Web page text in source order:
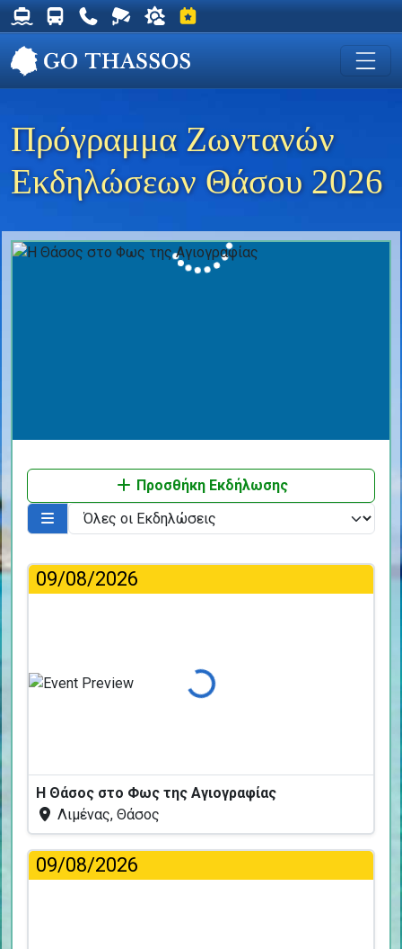
Δρομολόγια Φέρυ για Θάσο
Δρομολόγια Λεωφορείων Θάσου
Χρήσιμα Τηλέφωνα
Ζωντανή Κάμερα στη Χρυσή Ακτή
Ο καιρός στη Θάσο
Εκδηλώσεις στη Θάσο
Πρόγραμμα Ζωντανών
Εκδηλώσεων Θάσου 2026
Προσθήκη Εκδήλωσης
09/08/2026
Φόρτωση...
Η Θάσος στο Φως της Αγιογραφίας
Λιμένας, Θάσος
09/08/2026